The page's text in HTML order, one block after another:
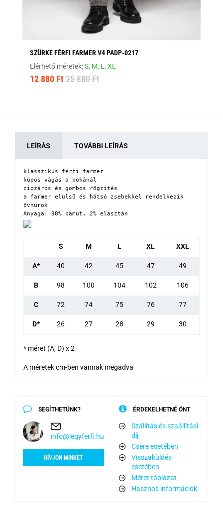
SZÜRKE FÉRFI FARMER V4 PADP-0217
Elérhető méretek:S, M, L,XL
12 880 Ft 25 880 Ft
LEÍRÁS TOVÁBBI LEÍRÁS
klasszikus férfi farmer
kúpos vágás a bokánál
cipzáros és gombos rögzítés
a farmer elülső és hátsó zsebekkel rendelkezik
övhurok
Anyaga: 98% pamut, 2% elasztán
S M L XL XXL
A* 40 42 45 47 49
B 98 100 104 102 106
C 72 74 75 76 77
D* 26 27 28 29 30
* méret (A, D) x 2
A méretek cm-ben vannak megadva
SEGÍTHETÜNK?
info@legyferfi.hu
HÍVJON MINKET
ÉRDEKELHETNÉ ÖNT
Szállítás és szaállítási
díj
Csere esetében
Visszaküldés
esetében
Méret táblázat
Hasznos információk